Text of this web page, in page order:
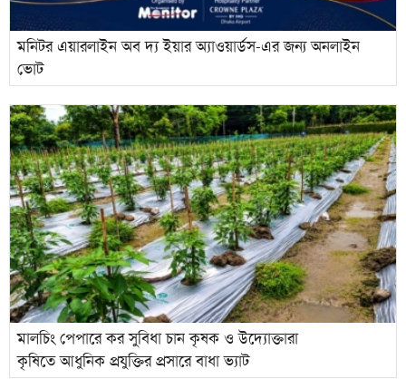
মনিটর এয়ারলাইন অব দ্য ইয়ার অ্যাওয়ার্ডস-এর জন্য অনলাইন
ভোট
মালচিং পেপারে কর সুবিধা চান কৃষক ও উদ্যোক্তারা
কৃষিতে আধুনিক প্রযুক্তির প্রসারে বাধা ভ্যাট